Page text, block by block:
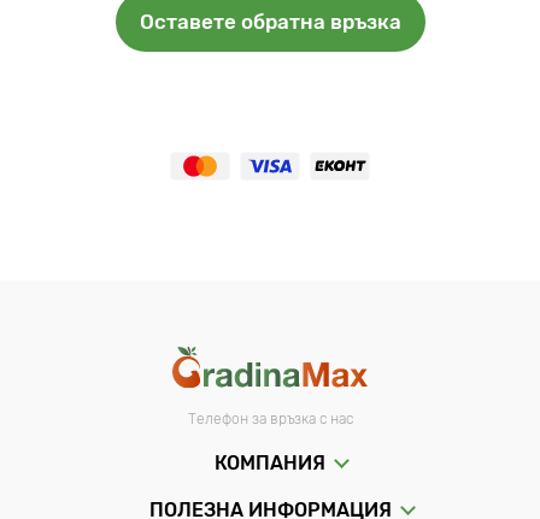
Оставете обратна връзка
Телефон за връзка с нас
КОМПАНИЯ
ПОЛЕЗНА ИНФОРМАЦИЯ